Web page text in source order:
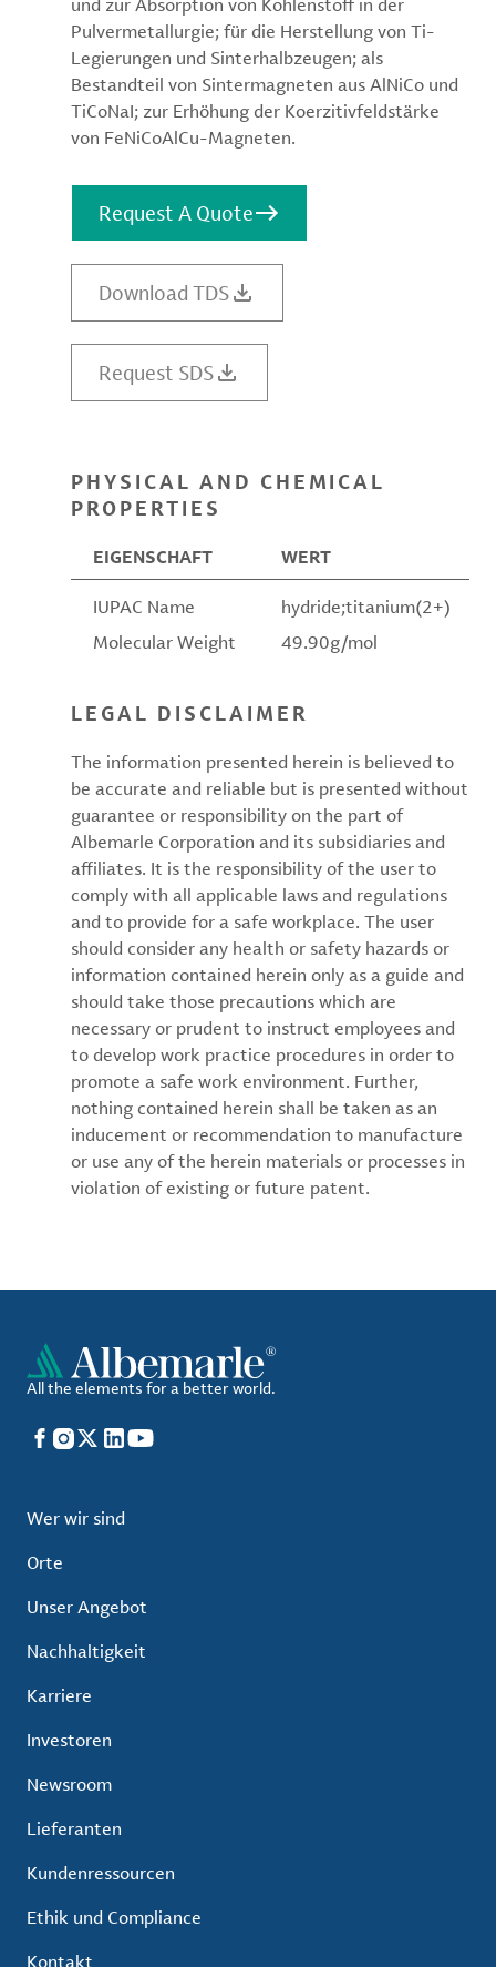
Pulvermetallurgie; für die Herstellung von Ti-
Legierungen und Sinterhalbzeugen; als
Bestandteil von Sintermagneten aus AlNiCo und
TiCoNaI; zur Erhöhung der Koerzitivfeldstärke
von FeNiCoAlCu-Magneten.
Request A Quote
Download TDS
Request SDS
PHYSICAL AND CHEMICAL
PROPERTIES
EIGENSCHAFT WERT
IUPAC Name
hydride;titanium(2+)
Molecular Weight
49.90g/mol
LEGAL DISCLAIMER
The information presented herein is believed to
be accurate and reliable but is presented without
guarantee or responsibility on the part of
Albemarle Corporation and its subsidiaries and
affiliates. It is the responsibility of the user to
comply with all applicable laws and regulations
and to provide for a safe workplace. The user
should consider any health or safety hazards or
information contained herein only as a guide and
should take those precautions which are
necessary or prudent to instruct employees and
to develop work practice procedures in order to
promote a safe work environment. Further,
nothing contained herein shall be taken as an
inducement or recommendation to manufacture
or use any of the herein materials or processes in
violation of existing or future patent.
All the elements for a better world.
Facebook
Instagram
X LinkedIn
YouTube
Wer wir sind
Orte
Unser Angebot
Nachhaltigkeit
Karriere
Investoren
Newsroom
Lieferanten
Kundenressourcen
Ethik und Compliance
Kontakt